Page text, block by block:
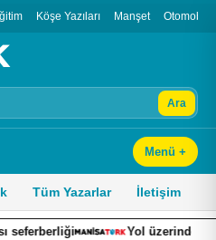
Köşe Yazıları Manşet Otomobil
Ara
Menü +
Tüm Yazarlar İletişim
Yol üzerinde dalından